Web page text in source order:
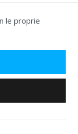
le proprie